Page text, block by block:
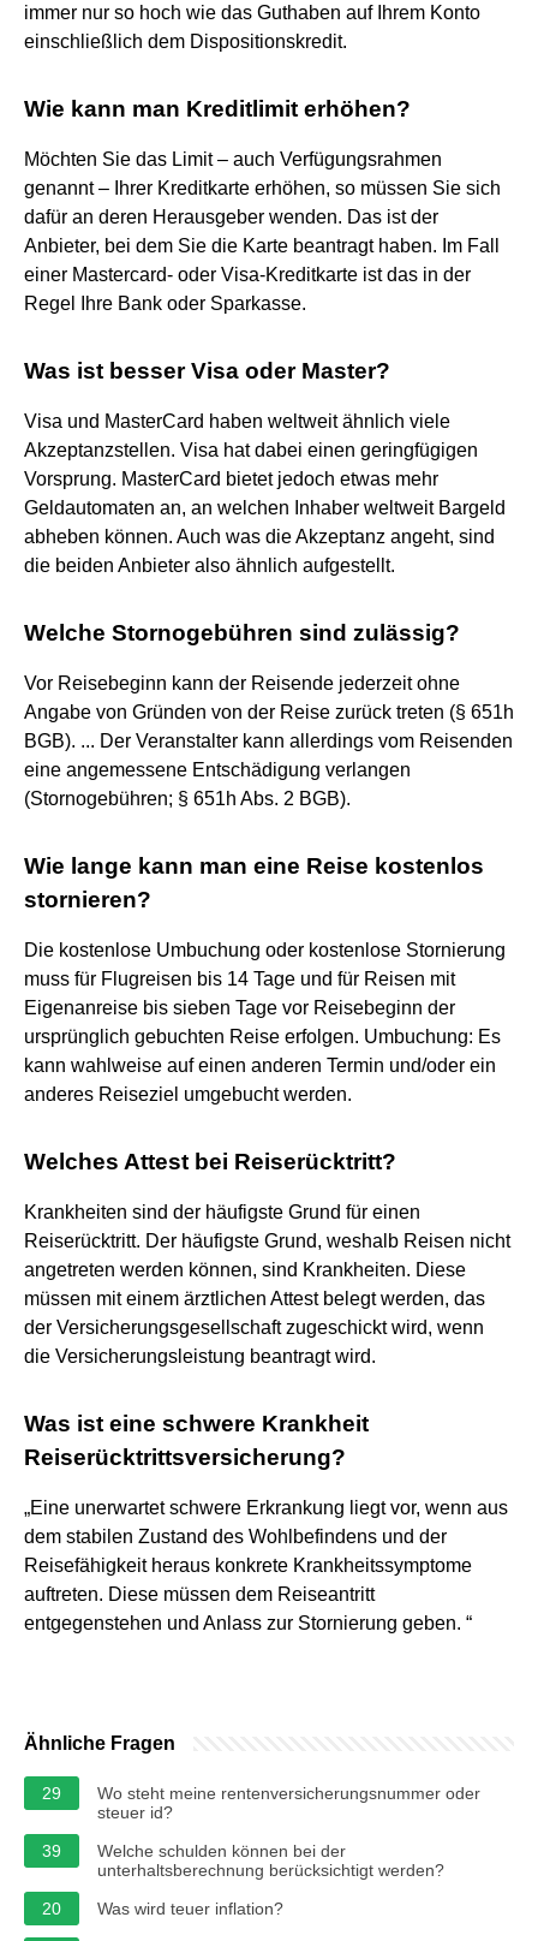
immer nur so hoch wie das Guthaben auf Ihrem Konto
einschließlich dem Dispositionskredit.
Wie kann man Kreditlimit erhöhen?
Möchten Sie das Limit – auch Verfügungsrahmen
genannt – Ihrer Kreditkarte erhöhen, so müssen Sie sich
dafür an deren Herausgeber wenden. Das ist der
Anbieter, bei dem Sie die Karte beantragt haben. Im Fall
einer Mastercard- oder Visa-Kreditkarte ist das in der
Regel Ihre Bank oder Sparkasse.
Was ist besser Visa oder Master?
Visa und MasterCard haben weltweit ähnlich viele
Akzeptanzstellen. Visa hat dabei einen geringfügigen
Vorsprung. MasterCard bietet jedoch etwas mehr
Geldautomaten an, an welchen Inhaber weltweit Bargeld
abheben können. Auch was die Akzeptanz angeht, sind
die beiden Anbieter also ähnlich aufgestellt.
Welche Stornogebühren sind zulässig?
Vor Reisebeginn kann der Reisende jederzeit ohne
Angabe von Gründen von der Reise zurück treten (§ 651h
BGB). ... Der Veranstalter kann allerdings vom Reisenden
eine angemessene Entschädigung verlangen
(Stornogebühren; § 651h Abs. 2 BGB).
Wie lange kann man eine Reise kostenlos
stornieren?
Die kostenlose Umbuchung oder kostenlose Stornierung
muss für Flugreisen bis 14 Tage und für Reisen mit
Eigenanreise bis sieben Tage vor Reisebeginn der
ursprünglich gebuchten Reise erfolgen. Umbuchung: Es
kann wahlweise auf einen anderen Termin und/oder ein
anderes Reiseziel umgebucht werden.
Welches Attest bei Reiserücktritt?
Krankheiten sind der häufigste Grund für einen
Reiserücktritt. Der häufigste Grund, weshalb Reisen nicht
angetreten werden können, sind Krankheiten. Diese
müssen mit einem ärztlichen Attest belegt werden, das
der Versicherungsgesellschaft zugeschickt wird, wenn
die Versicherungsleistung beantragt wird.
Was ist eine schwere Krankheit
Reiserücktrittsversicherung?
„Eine unerwartet schwere Erkrankung liegt vor, wenn aus
dem stabilen Zustand des Wohlbefindens und der
Reisefähigkeit heraus konkrete Krankheitssymptome
auftreten. Diese müssen dem Reiseantritt
entgegenstehen und Anlass zur Stornierung geben. “
Ähnliche Fragen
29
Wo steht meine rentenversicherungsnummer oder
steuer id?
39
Welche schulden können bei der
unterhaltsberechnung berücksichtigt werden?
20
Was wird teuer inflation?